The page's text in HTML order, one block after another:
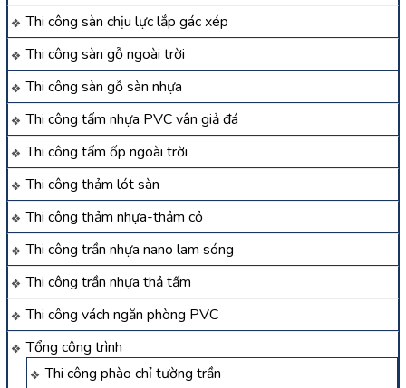
Thi công sàn chịu lực lắp gác xép
Thi công sàn gỗ ngoài trời
Thi công sàn gỗ sàn nhựa
Thi công tấm nhựa PVC vân giả đá
Thi công tấm ốp ngoài trời
Thi công thảm lót sàn
Thi công thảm nhựa-thảm cỏ
Thi công trần nhựa nano lam sóng
Thi công trần nhựa thả tấm
Thi công vách ngăn phòng PVC
Tổng công trình
Thi công phào chỉ tường trần